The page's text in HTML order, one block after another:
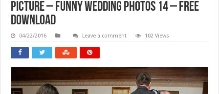
Picture – Funny Wedding Photos 14 – Free
Download
04/22/2016 Leave a comment 102 Views